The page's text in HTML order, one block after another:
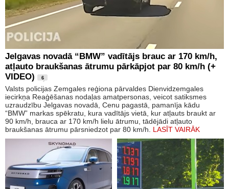
Jelgavas novadā “BMW” vadītājs brauc ar 170 km/h,
atļauto braukšanas ātrumu pārkāpjot par 80 km/h (+
VIDEO)
6
Valsts policijas Zemgales reģiona pārvaldes Dienvidzemgales
iecirkņa Reaģēšanas nodaļas amatpersonas, veicot satiksmes
uzraudzību Jelgavas novadā, Cenu pagastā, pamanīja kādu
“BMW” markas spēkratu, kura vadītājs vietā, kur atļauts braukt ar
90 km/h, brauca ar 170 km/h lielu ātrumu, tādējādi atļauto
braukšanas ātrumu pārsniedzot par 80 km/h. LASĪT VAIRĀK